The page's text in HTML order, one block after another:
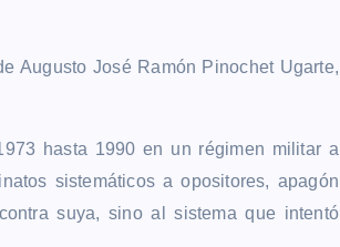
Augusto José Ramón Pinochet Ugarte,
hasta 1990 en un régimen militar a
sistemáticos a opositores, apagón
suya, sino al sistema que intentó